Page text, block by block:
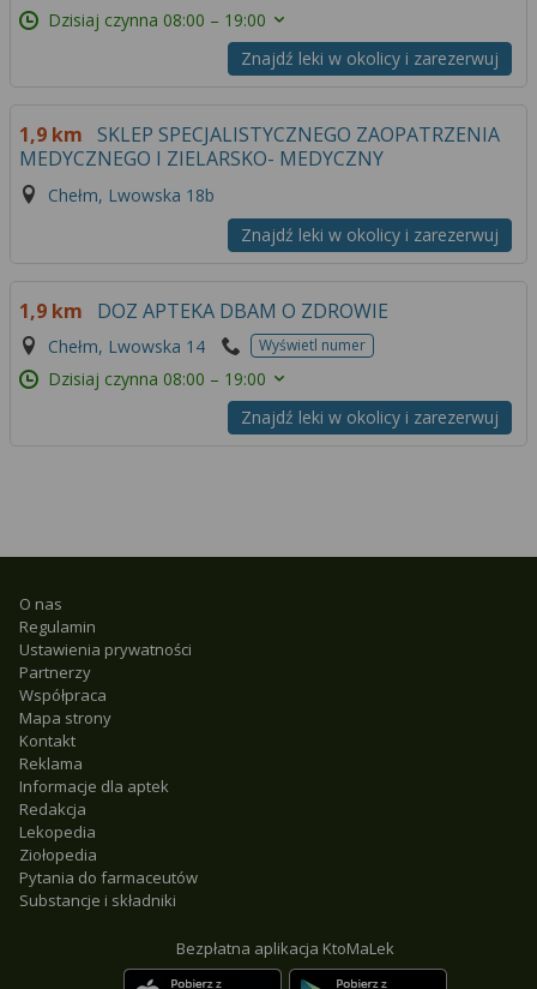
Dzisiaj czynna 08:00 – 19:00
Znajdź leki w okolicy i zarezerwuj
1,9 km SKLEP SPECJALISTYCZNEGO ZAOPATRZENIA
MEDYCZNEGO I ZIELARSKO- MEDYCZNY
Chełm, Lwowska 18b
Znajdź leki w okolicy i zarezerwuj
1,9 km DOZ APTEKA DBAM O ZDROWIE
Chełm, Lwowska 14 Wyświetl numer
Dzisiaj czynna 08:00 – 19:00
Znajdź leki w okolicy i zarezerwuj
O nas
Regulamin
Ustawienia prywatności
Partnerzy
Współpraca
Mapa strony
Kontakt
Reklama
Informacje dla aptek
Redakcja
Lekopedia
Ziołopedia
Pytania do farmaceutów
Substancje i składniki
Bezpłatna aplikacja KtoMaLek